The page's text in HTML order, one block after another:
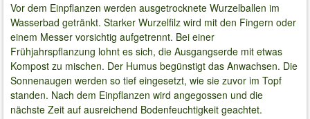
Vor dem Einpflanzen werden ausgetrocknete Wurzelballen im
Wasserbad getränkt. Starker Wurzelfilz wird mit den Fingern oder
einem Messer vorsichtig aufgetrennt. Bei einer
Frühjahrspflanzung lohnt es sich, die Ausgangserde mit etwas
Kompost zu mischen. Der Humus begünstigt das Anwachsen. Die
Sonnenaugen werden so tief eingesetzt, wie sie zuvor im Topf
standen. Nach dem Einpflanzen wird angegossen und die
nächste Zeit auf ausreichend Bodenfeuchtigkeit geachtet.